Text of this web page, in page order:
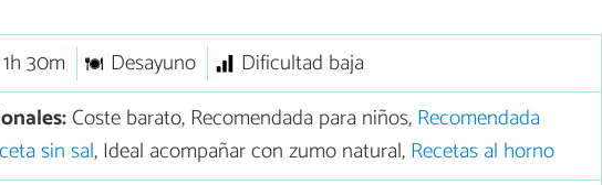
1h 30m Desayuno
Dificultad baja
Coste barato, Recomendada para niños,Recomendada
sin sal, Ideal acompañar con zumo natural,Recetas al horno